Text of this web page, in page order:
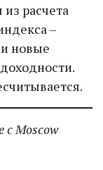
расчета
–
новые
с Moscow